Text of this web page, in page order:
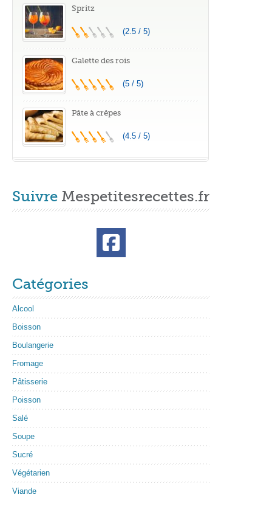
Spritz
(2.5 / 5)
Galette des rois
(5 / 5)
Pâte à crêpes
(4.5 / 5)
Suivre Mespetitesrecettes.fr
Catégories
Alcool
Boisson
Boulangerie
Fromage
Pâtisserie
Poisson
Salé
Soupe
Sucré
Végétarien
Viande